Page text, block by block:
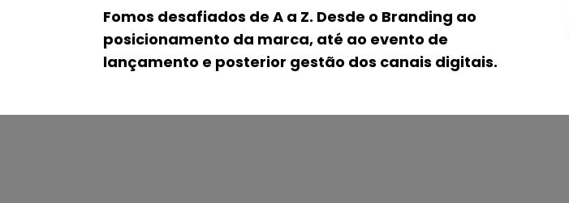
Fomos desafiados de A a Z. Desde o Branding ao
posicionamento da marca, até ao evento de
lançamento e posterior gestão dos canais digitais.